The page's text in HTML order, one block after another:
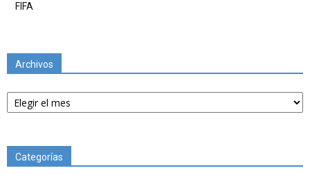
FIFA
Archivos
Archivos
Categorías